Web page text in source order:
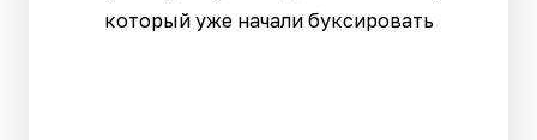
который уже начали буксировать